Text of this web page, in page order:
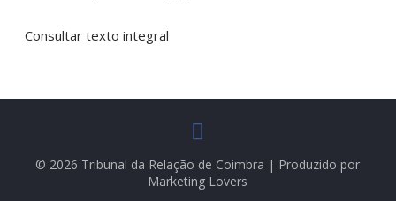
Consultar texto integral
© 2026 Tribunal da Relação de Coimbra | Produzido por
Marketing Lovers